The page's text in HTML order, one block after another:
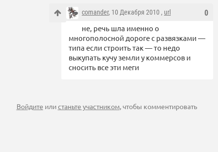
0
comander, 10 Декабря 2010 , url
не, речь шла именно о
многополосной дороге с развязками —
типа если строить так — то недо
выкупать кучу земли у коммерсов и
сносить все эти меги
Войдите илистаньте участником, чтобы комментировать